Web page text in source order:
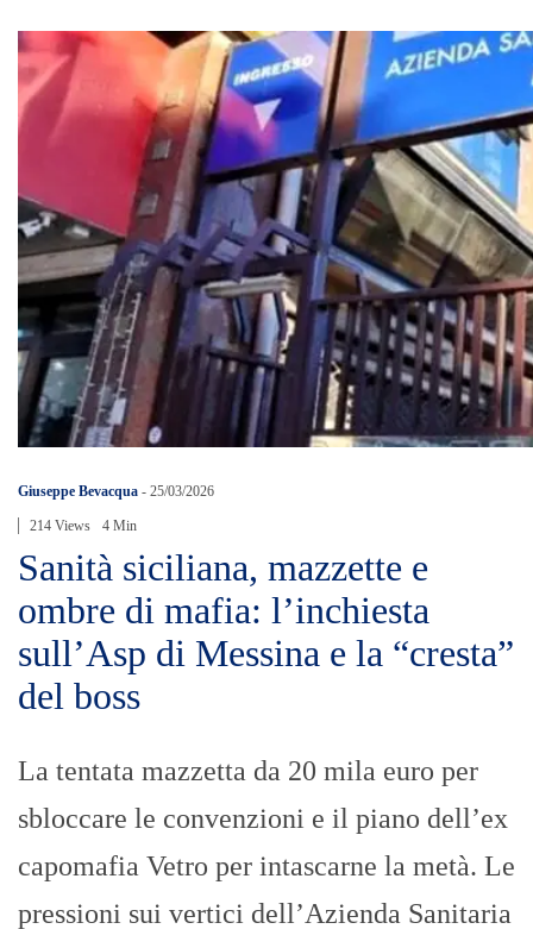
Giuseppe Bevacqua - 25/03/2026
214 Views 4 Min
Sanità siciliana, mazzette e
ombre di mafia: l’inchiesta
sull’Asp di Messina e la “cresta”
del boss
La tentata mazzetta da 20 mila euro per
sbloccare le convenzioni e il piano dell’ex
capomafia Vetro per intascarne la metà. Le
pressioni sui vertici dell’Azienda Sanitaria